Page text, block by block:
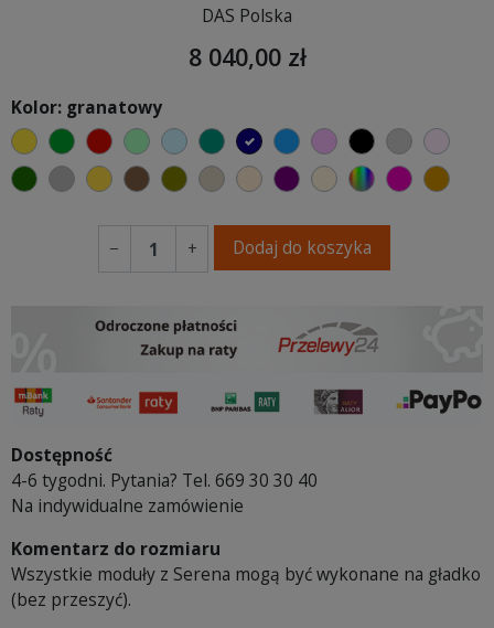
DAS Polska
8 040,00 zł
Kolor: granatowy
żółtyzielonyczerwony
miętowybłękitnyturkusowygranatowyniebieski
różowyczarny
butelkowa zieleń
szarymusztardowy
brązowyoliwkowy
beżowyciepły kremowy
fioletowa purpura
ecru beżowy
wybór koloru
fuksja
− + Dodaj do koszyka
Dostępność
4-6 tygodni. Pytania? Tel. 669 30 30 40
Na indywidualne zamówienie
Komentarz do rozmiaru
Wszystkie moduły z Serena mogą być wykonane na gładko
(bez przeszyć).